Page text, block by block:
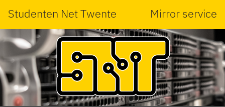
Studenten Net Twente Mirror service